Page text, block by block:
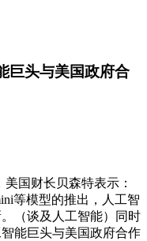
巨头与美国政府合
国财长贝森特表示：
等模型的推出，人工智
（谈及人工智能）同时
能巨头与美国政府合作